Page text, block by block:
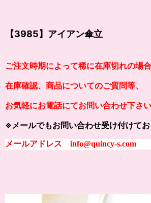
【3985】アイアン傘立
ご注文時期によって稀に在庫切れの場合
在庫確認、商品についてのご質問等、
お気軽にお電話にてお問い合わせ下さい
※メールでもお問い合わせ受け付けてお
メールアドレス info@quincy-s.com